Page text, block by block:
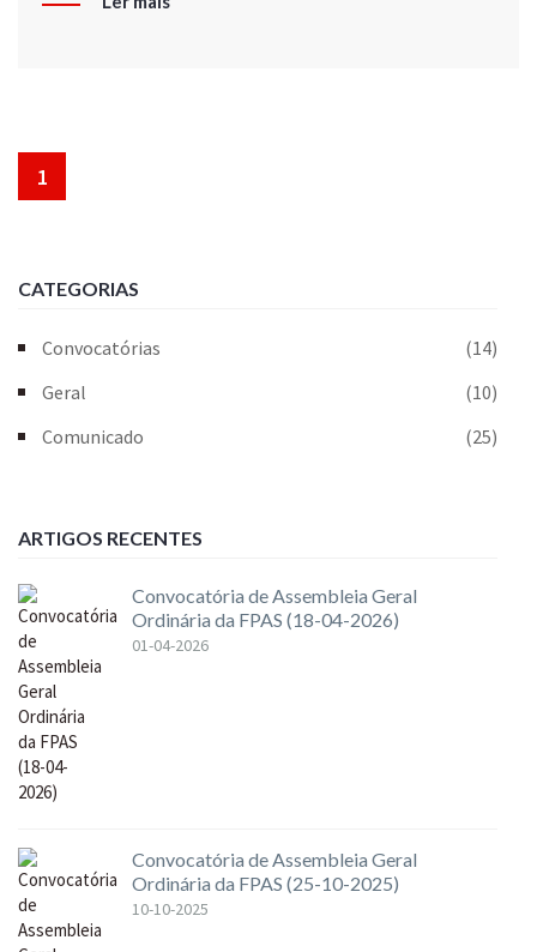
1
CATEGORIAS
Convocatórias
(14)
Geral
(10)
Comunicado
(25)
ARTIGOS RECENTES
Convocatória de Assembleia Geral
Ordinária da FPAS (18-04-2026)
01-04-2026
Convocatória de Assembleia Geral
Ordinária da FPAS (25-10-2025)
10-10-2025